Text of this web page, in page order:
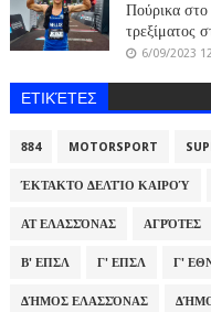
Πούρικα
τρεξίματος
6/09/2023
ΕΤΙΚΈΤΕΣ
884 MOTORSPORT
ΈΚΤΑΚΤΟ ΔΕΛΤΊΟ ΚΑΙΡΟΎ
ΑΤ ΕΛΑΣΣΌΝΑΣ ΑΓΡΌΤΕΣ
Β' ΕΠΣΛ Γ' ΕΠΣΛ Γ'
ΔΉΜΟΣ ΕΛΑΣΣΌΝΑΣ